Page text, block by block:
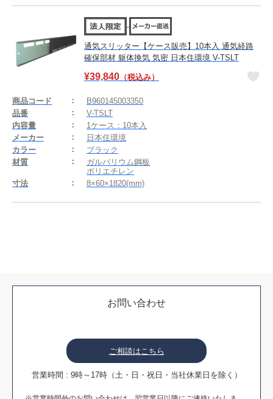
通気スリッター【ケース販売】10本入 通気経路
確保部材 躯体換気 気密 日本住環境 V-TSLT
¥39,840 （税込み）
商品コード
B960145003350
品番
V-TSLT
内容量
1ケース：10本入
メーカー
日本住環境
カラー
ブラック
材質
ガルバリウム鋼板
ポリエチレン
寸法
8×60×1820(mm)
お問い合わせ
ご相談はこちら
営業時間 : 9時～17時（土・日・祝日・当社休業日を除く）